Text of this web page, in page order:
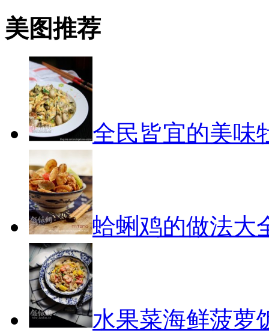
美图推荐
全民皆宜的美味
蛤蜊鸡的做法大
水果菜海鲜菠萝